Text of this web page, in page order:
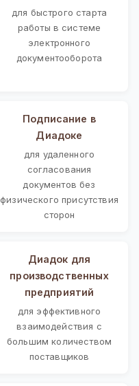
для быстрого старта
работы в системе
электронного
документооборота
Подписание в
Диадоке
для удаленного
согласования
документов без
физического присутствия
сторон
Диадок для
производственных
предприятий
для эффективного
взаимодействия с
большим количеством
поставщиков